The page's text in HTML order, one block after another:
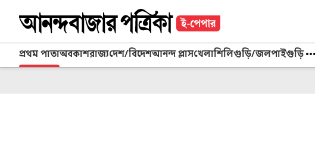
প্রথম পাতাঅবকাশরাজ্যদেশ/বিদেশআনন্দ প্লাসখেলাশিলিগুড়ি/জলপাইগুড়ি